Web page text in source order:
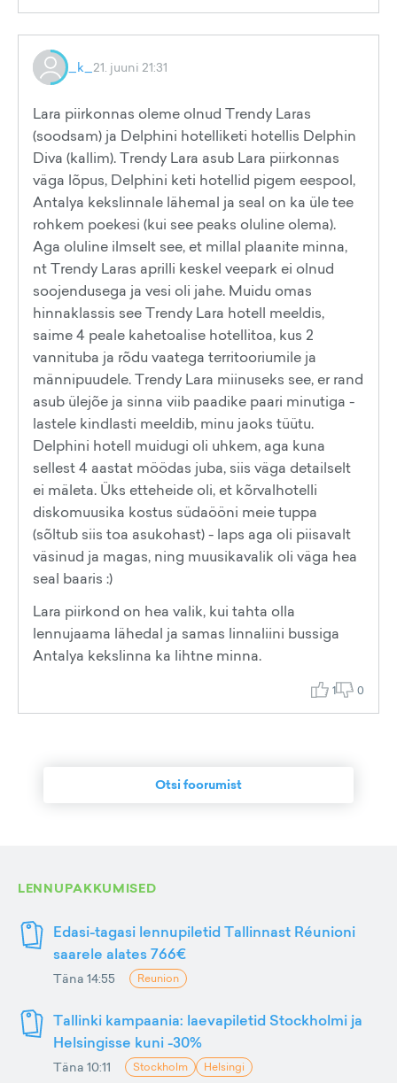
_k_ 21. juuni 21:31
Lara piirkonnas oleme olnud Trendy Laras
(soodsam) ja Delphini hotelliketi hotellis Delphin
Diva (kallim). Trendy Lara asub Lara piirkonnas
väga lõpus, Delphini keti hotellid pigem eespool,
Antalya kekslinnale lähemal ja seal on ka üle tee
rohkem poekesi (kui see peaks oluline olema).
Aga oluline ilmselt see, et millal plaanite minna,
nt Trendy Laras aprilli keskel veepark ei olnud
soojendusega ja vesi oli jahe. Muidu omas
hinnaklassis see Trendy Lara hotell meeldis,
saime 4 peale kahetoalise hotellitoa, kus 2
vannituba ja rõdu vaatega territooriumile ja
männipuudele. Trendy Lara miinuseks see, er rand
asub ülejõe ja sinna viib paadike paari minutiga -
lastele kindlasti meeldib, minu jaoks tüütu.
Delphini hotell muidugi oli uhkem, aga kuna
sellest 4 aastat möödas juba, siis väga detailselt
ei mäleta. Üks etteheide oli, et kõrvalhotelli
diskomuusika kostus südaööni meie tuppa
(sõltub siis toa asukohast) - laps aga oli piisavalt
väsinud ja magas, ning muusikavalik oli väga hea
seal baaris :)
Lara piirkond on hea valik, kui tahta olla
lennujaama lähedal ja samas linnaliini bussiga
Antalya kekslinna ka lihtne minna.
1 0
Otsi foorumist
LENNUPAKKUMISED
Edasi-tagasi lennupiletid Tallinnast Réunioni
saarele alates 766€
Täna 14:55 Reunion
Tallinki kampaania: laevapiletid Stockholmi ja
Helsingisse kuni -30%
Täna 10:11 Stockholm Helsingi